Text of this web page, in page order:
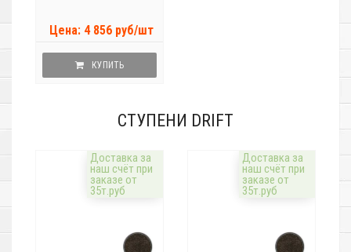
Цена: 4 856 руб/шт
КУПИТЬ
СТУПЕНИ DRIFT
Доставка за
наш счёт при
заказе от
35т.руб
Доставка за
наш счёт при
заказе от
35т.руб